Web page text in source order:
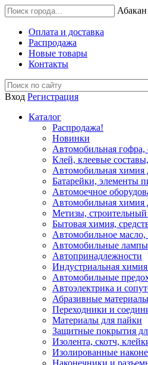
Абакан
Оплата и доставка
Распродажа
Новые товары
Контакты
Вход Регистрация
Каталог
Распродажа!
Новинки
Автомобильная гофра,
Клей, клеевые
Автомобильная химия
Батарейки, элементы
Автомоечное
Автомобильная химия
Метизы,
Бытовая химия,
Автомобильное
Автомобильные лампы
Автопринадлежности
Индустриальная
Автомобильные
Автоэлектрика и
Абразивные
Переходники и
Материалы для пайки
Защитные покрытия
Изолента, скотч,
Изолированные
Наконечники и